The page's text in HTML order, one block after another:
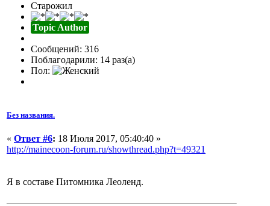
Старожил
Topic Author
Сообщений: 316
Поблагодарили: 14 раз(а)
Пол:
Без названия.
« Ответ #6: 18 Июля 2017, 05:40:40 »
http://mainecoon-forum.ru/showthread.php?t=49321
Я в составе Питомника Леоленд.